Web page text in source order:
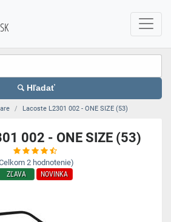
Hľadať
Lacoste L2301 002 - ONE SIZE (53)
002 - ONE SIZE (53)
2 hodnotenie)
ZĽAVA NOVINKA